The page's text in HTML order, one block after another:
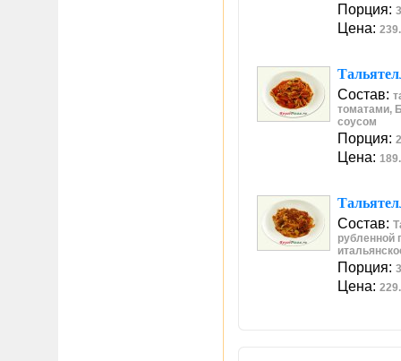
Порция:
Цена:
Состав:
томатами,
соусом
Порция:
Цена:
Состав:
рубленной
Порция:
Цена: